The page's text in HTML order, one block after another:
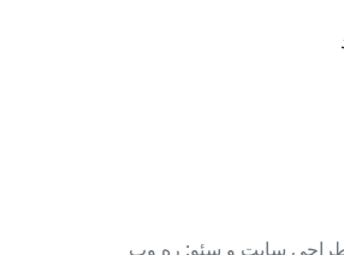
سایت و سئو: ره وب